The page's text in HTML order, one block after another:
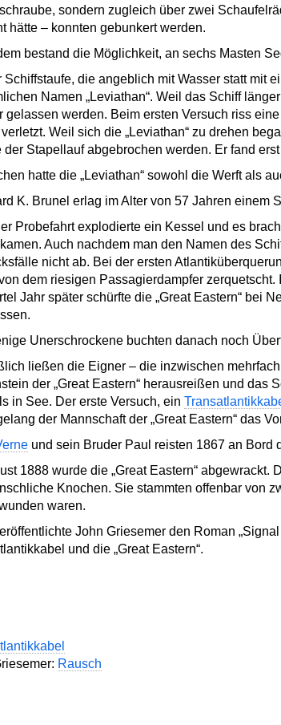
sondern zugleich über zwei
hätte – konnten gebunkert werden.
bestand die Möglichkeit, an sechs Masten
Schiffstaufe, die angeblich mit Wasser statt mit
Namen „Leviathan“. Weil das Schiff
gelassen werden. Beim ersten Versuch riss
Weil sich die „Leviathan“ zu drehen
der Stapellauf abgebrochen werden. Er fand
hatte die „Leviathan“ sowohl die Werft als
K. Brunel erlag im Alter von 57 Jahren einem
Probefahrt explodierte ein Kessel und es
Auch nachdem man den Namen des
nicht ab. Bei der ersten
dem riesigen Passagierdampfer
Jahr später schürfte die „Great Eastern“ bei
Unerschrockene buchten danach noch
ließen die Eigner – die inzwischen
der „Great Eastern“ herausreißen und
in See. Der erste Versuch, ein
der Mannschaft der „Great Eastern“ das
und sein Bruder Paul reisten 1867 an Bord
1888 wurde die „Great Eastern“
Knochen. Sie stammten offenbar von
waren.
John Griesemer den Roman
und die „Great Eastern“.
Rausch